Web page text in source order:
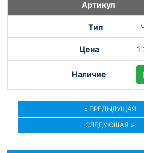
1
« ПРЕДЫДУЩАЯ
СЛЕДУЮЩАЯ »